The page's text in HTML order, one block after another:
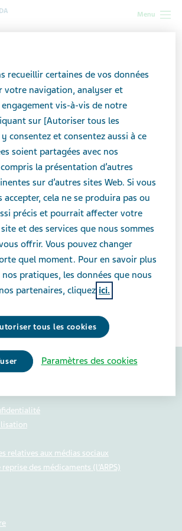
Menu
: Rappel
à l’échelle
PrSEASONIQUE –
oral
voir le document
relatives aux médias sociaux
des médicaments (l’ARPS)
recueillir certaines de vos données
votre navigation, analyser et
vis-à-vis de notre
sur [Autoriser tous les
consentez et consentez aussi à ce
soient partagées avec nos
la présentation d’autres
sur d’autres sites Web. Si vous
accepter, cela ne se produira pas ou
précis et pourrait affecter votre
et des services que nous sommes
offrir. Vous pouvez changer
quel moment. Pour en savoir plus
pratiques, les données que nous
partenaires, cliquez ici.
tous les cookies
Paramètres des cookies